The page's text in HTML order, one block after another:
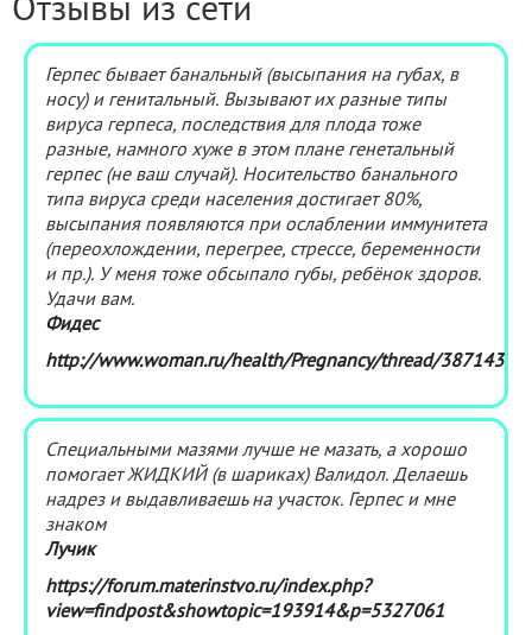
Отзывы из сети
Герпес бывает банальный (высыпания на губах, в
носу) и генитальный. Вызывают их разные типы
вируса герпеса, последствия для плода тоже
разные, намного хуже в этом плане генетальный
герпес (не ваш случай). Носительство банального
типа вируса среди населения достигает 80%,
высыпания появляются при ослаблении иммунитета
(переохлождении, перегрее, стрессе, беременности
и пр.). У меня тоже обсыпало губы, ребёнок здоров.
Удачи вам.
Фидес
http://www.woman.ru/health/Pregnancy/thread/3871437/
Специальными мазями лучше не мазать, а хорошо
помогает ЖИДКИЙ (в шариках) Валидол. Делаешь
надрез и выдавливаешь на участок. Герпес и мне
знаком
Лучик
https://forum.materinstvo.ru/index.php?
view=findpost&showtopic=193914&p=5327061